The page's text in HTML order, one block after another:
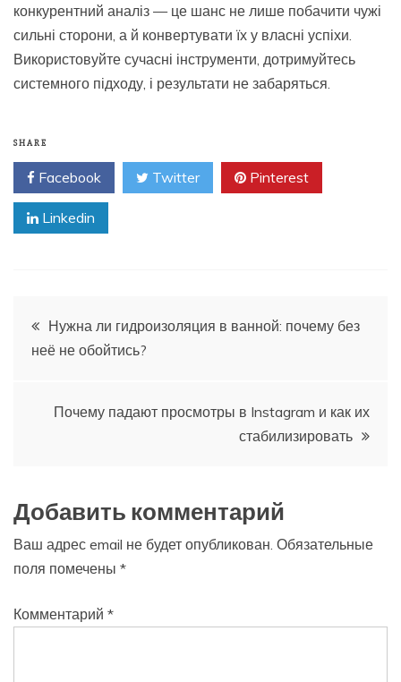
конкурентний аналіз — це шанс не лише побачити чужі
сильні сторони, а й конвертувати їх у власні успіхи.
Використовуйте сучасні інструменти, дотримуйтесь
системного підходу, і результати не забаряться.
SHARE
Facebook Twitter Pinterest
Linkedin
Навигация
по
записям
Нужна ли гидроизоляция в ванной: почему без
неё не обойтись?
Почему падают просмотры в Instagram и как их
стабилизировать
Добавить комментарий
Ваш адрес email не будет опубликован. Обязательные
поля помечены *
Комментарий *